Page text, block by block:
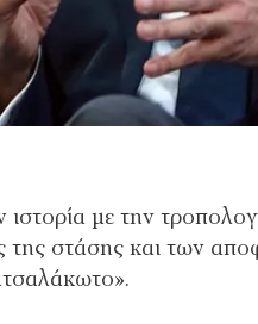
με την
της στάσης και των